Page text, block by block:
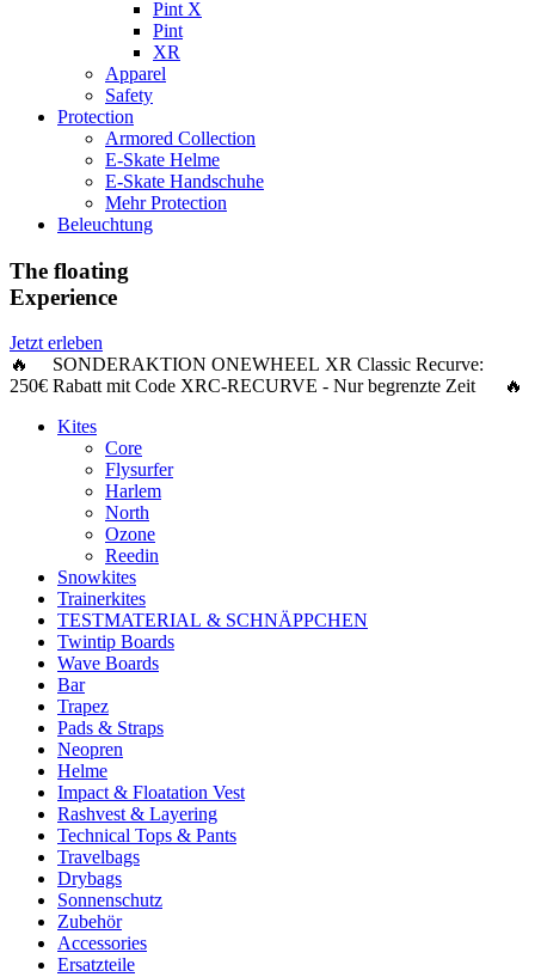
Pint X
Pint
XR
Apparel
Safety
Protection
Armored Collection
E-Skate Helme
E-Skate Handschuhe
Mehr Protection
Beleuchtung
The floating
Experience
Jetzt erleben
🔥 SONDERAKTION ONEWHEEL XR Classic Recurve:
250€ Rabattmit Code XRC-RECURVE - Nur begrenzte Zeit 🔥
Kites
Core
Flysurfer
Harlem
North
Ozone
Reedin
Snowkites
Trainerkites
TESTMATERIAL & SCHNÄPPCHEN
Twintip Boards
Wave Boards
Bar
Trapez
Pads & Straps
Neopren
Helme
Impact & Floatation Vest
Rashvest & Layering
Technical Tops & Pants
Travelbags
Drybags
Sonnenschutz
Zubehör
Accessories
Ersatzteile